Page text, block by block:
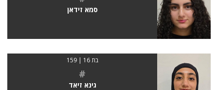
סמא זידאן
בת 16 | 159
#
גינא זיאד